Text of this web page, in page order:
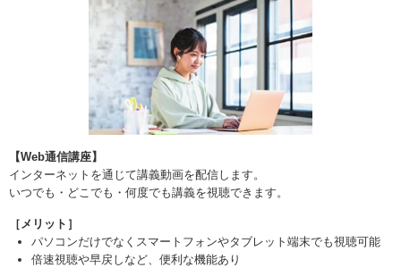
【Web通信講座】
インターネットを通じて講義動画を配信します。
いつでも・どこでも・何度でも講義を視聴できます。
［メリット］
パソコンだけでなくスマートフォンやタブレット端末でも視聴可能
倍速視聴や早戻しなど、便利な機能あり